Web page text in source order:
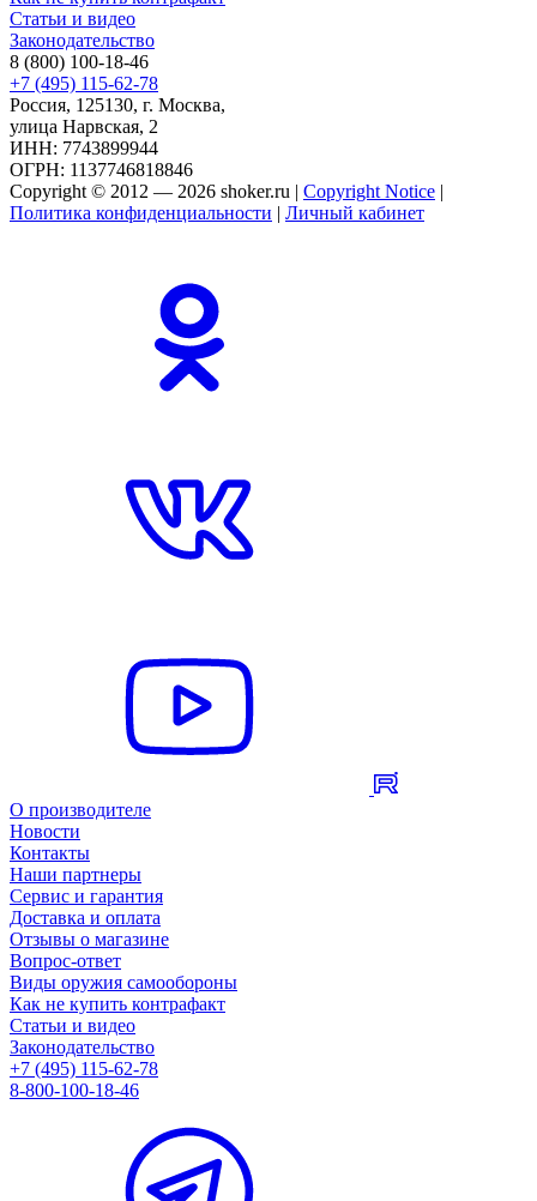
Статьи и видео
Законодательство
8 (800) 100-18-46
+7 (495) 115-62-78
Россия, 125130, г. Москва,
улица Нарвская, 2
ИНН: 7743899944
ОГРН: 1137746818846
Copyright © 2012 — 2026 shoker.ru | Copyright Notice |
Политика конфиденциальности | Личный кабинет
О производителе
Новости
Контакты
Наши партнеры
Сервис и гарантия
Доставка и оплата
Отзывы о магазине
Вопрос-ответ
Виды оружия самообороны
Как не купить контрафакт
Статьи и видео
Законодательство
+7 (495) 115-62-78
8-800-100-18-46